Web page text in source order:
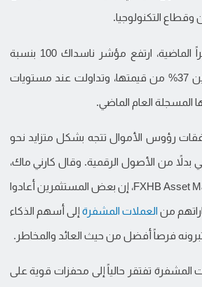
وقطاع التكنولوجيا.
وخلال الاثني عشر شهراً الماضية، ارتفع مؤشر ناسداك 100 بنسبة
42%، بينما فقدت بيتكوين 37% من قيمتها، وتداولت عند مستويات
رؤوس الأموال تتجه بشكل متزايد نحو
بدلاً من الأصول الرقمية. وقال كارني ماك،
الشريك في FXHB Asset Management، إن بعض المستثمرين أعادوا
من العملات المشفرة إلى أسهم الذكاء
فرصاً أفضل من حيث العائد والمخاطر.
تفتقر حالياً إلى محفزات قوية على